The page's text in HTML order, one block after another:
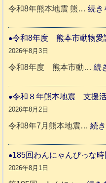
令和8年熊本地震 熊…続き
令和8年度 熊本市動物愛
2026年8月3日
令和8年度 熊本市動…続
令和８年熊本地震 支援
2026年8月2日
令和8年7月熊本地震…続
185回わんにゃんぴっな
2026年8月1日